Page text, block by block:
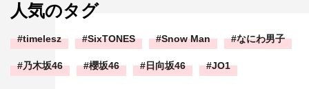
人気のタグ
timelesz SixTONES Snow Man なにわ男子
乃木坂46 櫻坂46 日向坂46 JO1